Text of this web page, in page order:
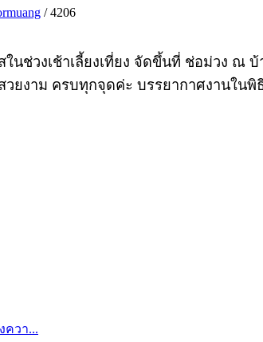
/ 4206
ในช่วงเช้าเลี้ยงเที่ยง จัดขึ้นที่ ช่อม่วง
ยงาม ครบทุกจุดค่ะ บรรยากาศงานในพิ
ควา...